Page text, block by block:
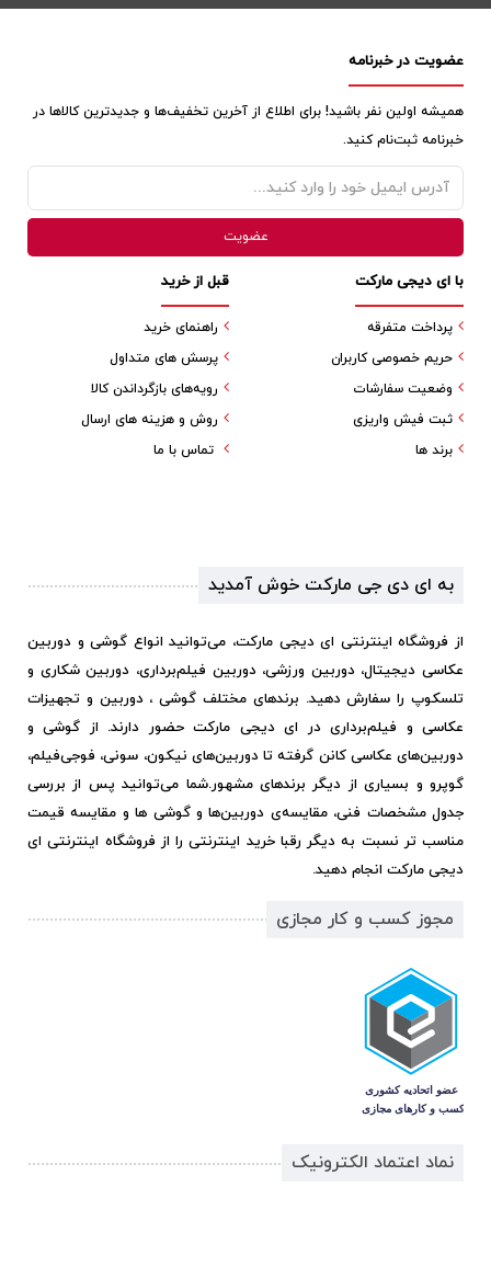
عضویت در خبرنامه
همیشه اولین نفر باشید! برای اطلاع از آخرین تخفیف‌ها و جدیدترین کالاها در
خبرنامه ثبت‌نام کنید.
قبل از خرید
راهنمای خرید
پرسش های متداول
رویه‌های بازگرداندن کالا
روش و هزینه های ارسال
تماس با ما
با ای دیجی مارکت
پرداخت متفرقه
حریم خصوصی کاربران
وضعیت سفارشات
ثبت فیش واریزی
برند ها
به ای دی جی مارکت خوش آمدید
از فروشگاه اینترنتی ای دیجی مارکت، می‌توانید انواع گوشی و دوربین
عکاسی دیجیتال، دوربین ورزشی، دوربین فیلم‌برداری، دوربین شکاری و
تلسکوپ را سفارش دهید. برندهای مختلف گوشی ، دوربین و تجهیزات
عکاسی و فیلم‌برداری در ای دیجی مارکت حضور دارند. از گوشی و
دوربین‌های عکاسی کانن گرفته تا دوربین‌های نیکون، سونی، فوجی‌فیلم،
گوپرو و بسیاری از دیگر برندهای مشهور.شما می‌توانید پس از بررسی
جدول مشخصات فنی، مقایسه‌ی دوربین‌ها و گوشی ها و مقایسه قیمت
مناسب تر نسبت به دیگر رقبا خرید اینترنتی را از فروشگاه اینترنتی ای
دیجی مارکت انجام دهید.
مجوز کسب و کار مجازی
نماد اعتماد الکترونیک